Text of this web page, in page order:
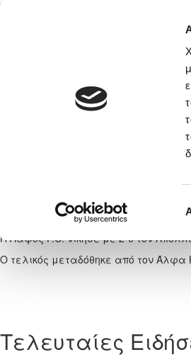
Νέα &
Στατιστικά
Τα
Δείτε τα στιγμιότυπα του τελικού
Η Πάφος F.C. νίκησε με 2-0 τον
Ο τελικός μεταδόθηκε από τον Άλφα
Τελευταίες